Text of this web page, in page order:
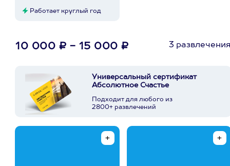
Работает круглый год
10 000 ₽ - 15 000 ₽ 3
Универсальный сертификат
Абсолютное Счастье
Подходит для любого из
2800+ развлечений